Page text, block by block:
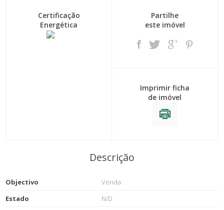
Certificação
Energética
Partilhe
este imóvel
Imprimir ficha
de imóvel
Descrição
Objectivo
Venda
Estado
N/D